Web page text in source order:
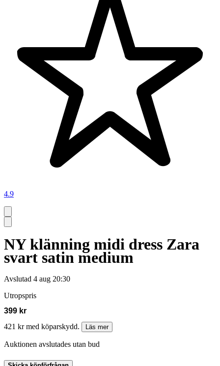
4.9
NY klänning midi dress Zara
svart satin medium
Avslutad 4 aug 20:30
Utropspris
399 kr
421 kr med köparskydd.
Läs mer
Auktionen avslutades utan bud